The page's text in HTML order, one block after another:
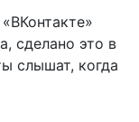
сделано это в
слышат, когда